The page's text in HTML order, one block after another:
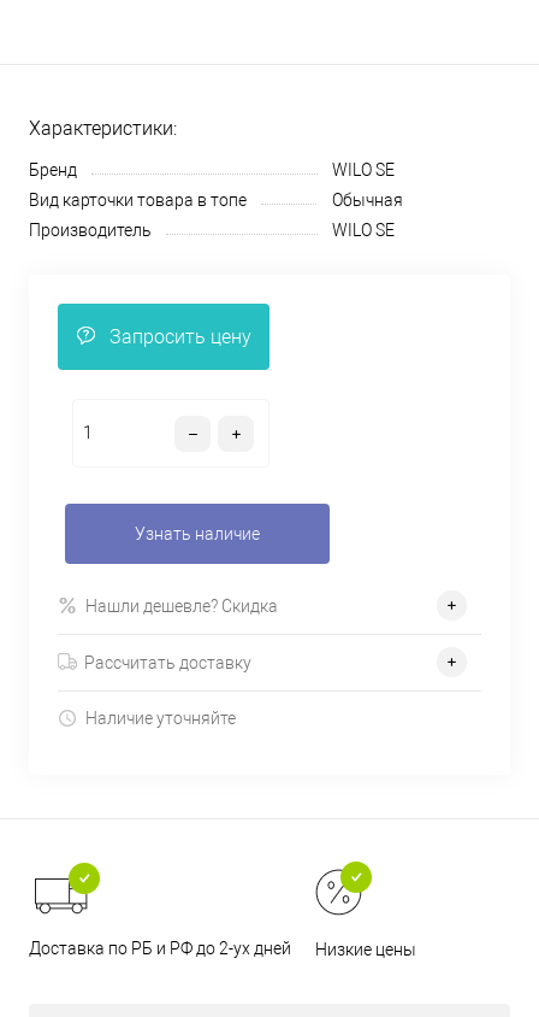
Характеристики:
Бренд
WILO SE
Вид карточки товара в топе
Обычная
Производитель
WILO SE
Запросить цену
Узнать наличие
Нашли дешевле? Скидка
Рассчитать доставку
Наличие уточняйте
Доставка по РБ и РФ до 2-ух дней Низкие цены